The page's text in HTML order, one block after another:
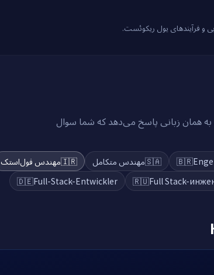
و فرآیندهای پول ریکوئست.
همان زبانی پاسخ می‌دهد که شما سوال
🇧🇷
🇸🇦مهندس متكامل 🇮🇷مهندس فول‌استک
🇷🇺Full Stack-
🇩🇪Full-Stack-Entwickler